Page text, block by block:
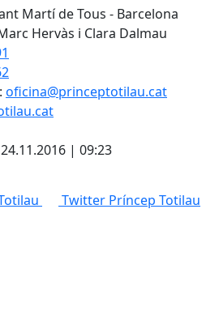
Martí de Tous - Barcelona
Hervàs i Clara Dalmau
oficina@princeptotilau.cat
| 09:23
Twitter Príncep Totilau